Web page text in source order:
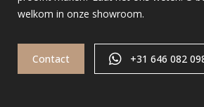
welkom in onze showroom.
Contact +31 646 082